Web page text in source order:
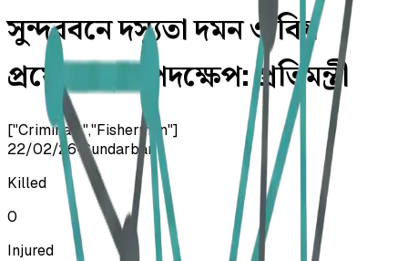
সুন্দরবনে দস্যুতা দমন ও বিষ
প্রয়োগ বন্ধে পদক্ষেপ: প্রতিমন্ত্রী
["Criminals","Fishermen"]
22/02/26• Sundarban
Killed
0
Injured